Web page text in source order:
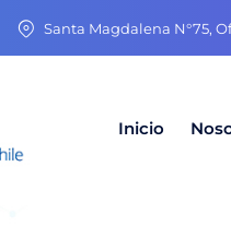
Santa Magdalena N°75,
Inicio